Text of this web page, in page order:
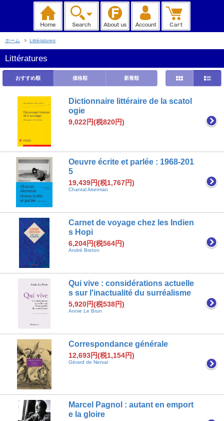
ホーム > Littératures
Littératures
おすすめ順 価格順 新着順
Dictionnaire littéraire de la scatol
ogie
9,022円(税820円)
Oeuvre écrite et parlée : 1968-201
5
19,439円(税1,767円)
Chantal Akerman
Carnet de voyage chez les Indien
s Hopi
6,204円(税564円)
André Breton
Qui vive : considérations actuelle
s sur l'inactualité du surréalisme
5,920円(税538円)
Annie Le Brun
Correspondance générale
12,693円(税1,154円)
Gérard de Nerval
Marcel Pagnol : autant en emport
e la gloire